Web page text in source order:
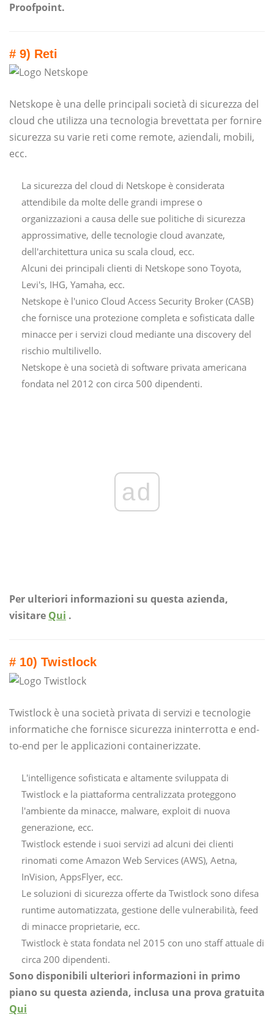
Proofpoint.
# 9) Reti
Netskope è una delle principali società di sicurezza del
cloud che utilizza una tecnologia brevettata per fornire
sicurezza su varie reti come remote, aziendali, mobili,
ecc.
La sicurezza del cloud di Netskope è considerata
attendibile da molte delle grandi imprese o
organizzazioni a causa delle sue politiche di sicurezza
approssimative, delle tecnologie cloud avanzate,
dell'architettura unica su scala cloud, ecc.
Alcuni dei principali clienti di Netskope sono Toyota,
Levi's, IHG, Yamaha, ecc.
Netskope è l'unico Cloud Access Security Broker (CASB)
che fornisce una protezione completa e sofisticata dalle
minacce per i servizi cloud mediante una discovery del
rischio multilivello.
Netskope è una società di software privata americana
fondata nel 2012 con circa 500 dipendenti.
ad
Per ulteriori informazioni su questa azienda,
visitare Qui .
# 10) Twistlock
Twistlock è una società privata di servizi e tecnologie
informatiche che fornisce sicurezza ininterrotta e end-
to-end per le applicazioni containerizzate.
L'intelligence sofisticata e altamente sviluppata di
Twistlock e la piattaforma centralizzata proteggono
l'ambiente da minacce, malware, exploit di nuova
generazione, ecc.
Twistlock estende i suoi servizi ad alcuni dei clienti
rinomati come Amazon Web Services (AWS), Aetna,
InVision, AppsFlyer, ecc.
Le soluzioni di sicurezza offerte da Twistlock sono difesa
runtime automatizzata, gestione delle vulnerabilità, feed
di minacce proprietarie, ecc.
Twistlock è stata fondata nel 2015 con uno staff attuale di
circa 200 dipendenti.
Sono disponibili ulteriori informazioni in primo
piano su questa azienda, inclusa una prova gratuita
Qui